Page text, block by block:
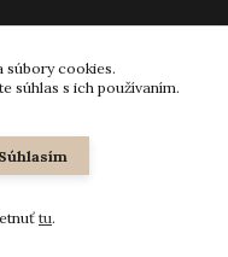
rychlo.sk
súbory cookies.
súhlas s ich používaním.
Súhlasím
tu.